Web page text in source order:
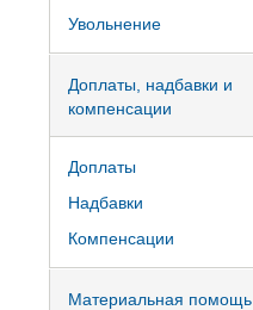
Увольнение
Доплаты, надбавки и
компенсации
Доплаты
Надбавки
Компенсации
Материальная помощь